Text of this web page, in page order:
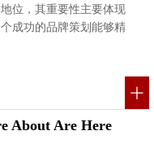
位，其重要性主要体现
成功的品牌策划能够精
About Are Here